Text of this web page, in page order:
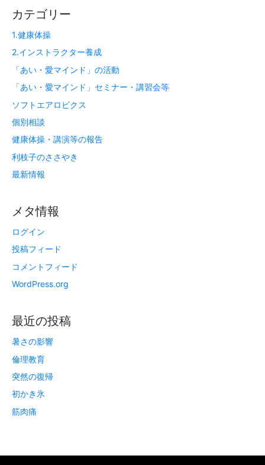
カテゴリー
1.健康体操
2.インストラクター養成
「あい・愛マインド」の活動
「あい・愛マインド」セミナー・講習会等
ソフトエアロビクス
個別相談
健康体操・講演等の報告
利枝子のささやき
最新情報
メタ情報
ログイン
投稿フィード
コメントフィード
WordPress.org
最近の投稿
暑さの影響
倫理教育
突然の復帰
初かき氷
筋肉痛